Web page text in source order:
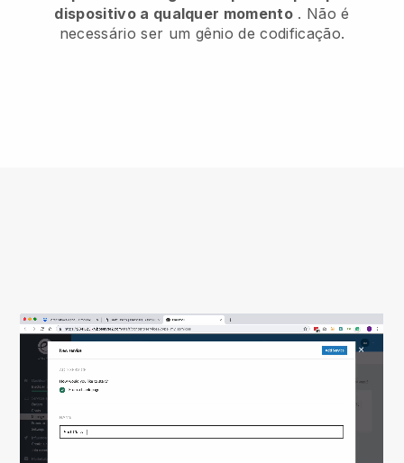
dispositivo a qualquer momento . Não é
necessário ser um gênio de codificação.